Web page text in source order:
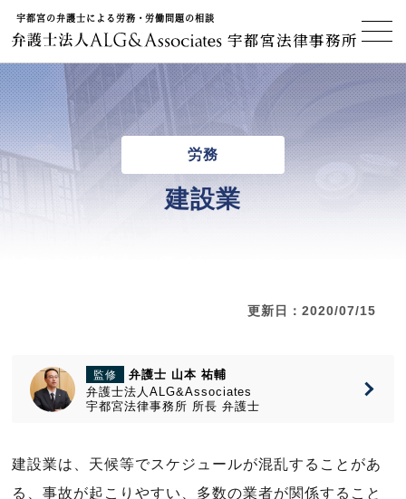
宇都宮の弁護士による労務・労働問題の相談
宇都宮法律事務所
労務
建設業
更新日：2020/07/15
監修
弁護士 山本 祐輔
弁護士法人ALG&Associates
宇都宮法律事務所 所長 弁護士
建設業は、天候等でスケジュールが混乱することがあ
る、事故が起こりやすい、多数の業者が関係すること